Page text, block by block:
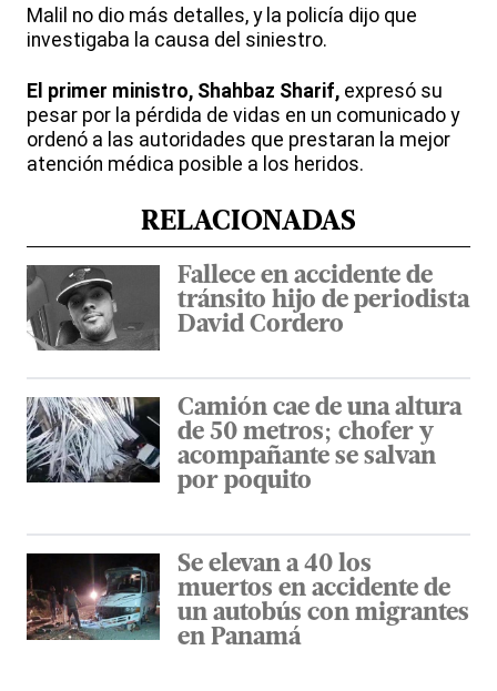
Malil no dio más detalles, y la policía dijo que
investigaba la causa del siniestro.
El primer ministro, Shahbaz Sharif, expresó su
pesar por la pérdida de vidas en un comunicado y
ordenó a las autoridades que prestaran la mejor
atención médica posible a los heridos.
RELACIONADAS
Fallece en accidente de
tránsito hijo de periodista
David Cordero
Camión cae de una altura
de 50 metros; chofer y
acompañante se salvan
por poquito
Se elevan a 40 los
muertos en accidente de
un autobús con migrantes
en Panamá